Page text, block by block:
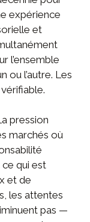
expérience
et
l’ensemble
ou l’autre. Les
pression
marchés où
qui est
et de
les attentes
pas —